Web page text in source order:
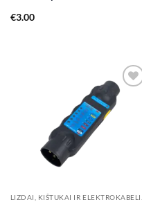
€3.00
Add to
wishlist